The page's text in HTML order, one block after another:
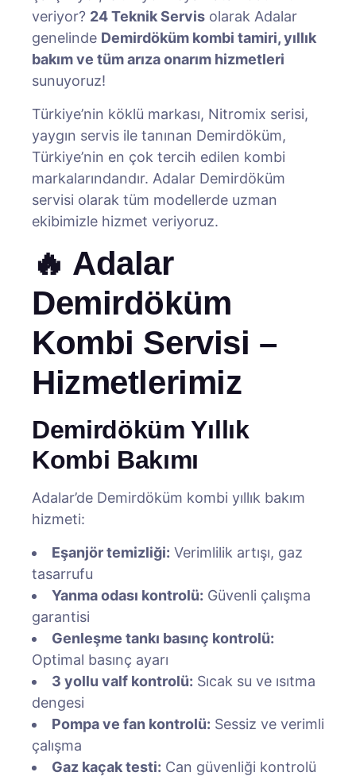
veriyor? 24 Teknik Servis olarak Adalar
genelinde Demirdöküm kombi tamiri, yıllık
bakım ve tüm arıza onarım hizmetleri
sunuyoruz!
Türkiye’nin köklü markası, Nitromix serisi,
yaygın servis ile tanınan Demirdöküm,
Türkiye’nin en çok tercih edilen kombi
markalarındandır. Adalar Demirdöküm
servisi olarak tüm modellerde uzman
ekibimizle hizmet veriyoruz.
🔥 Adalar
Demirdöküm
Kombi Servisi –
Hizmetlerimiz
Demirdöküm Yıllık
Kombi Bakımı
Adalar’de Demirdöküm kombi yıllık bakım
hizmeti:
Eşanjör temizliği: Verimlilik artışı, gaz
tasarrufu
Yanma odası kontrolü: Güvenli çalışma
garantisi
Genleşme tankı basınç kontrolü:
Optimal basınç ayarı
3 yollu valf kontrolü: Sıcak su ve ısıtma
dengesi
Pompa ve fan kontrolü: Sessiz ve verimli
çalışma
Gaz kaçak testi: Can güvenliği kontrolü